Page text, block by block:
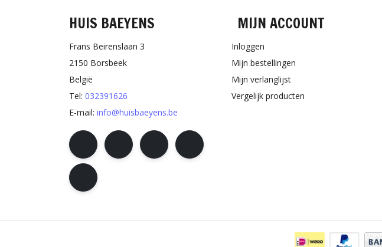
HUIS BAEYENS
Frans Beirenslaan 3
2150 Borsbeek
België
Tel: 032391626
E-mail: info@huisbaeyens.be
MIJN ACCOUNT
Inloggen
Mijn bestellingen
Mijn verlanglijst
Vergelijk producten